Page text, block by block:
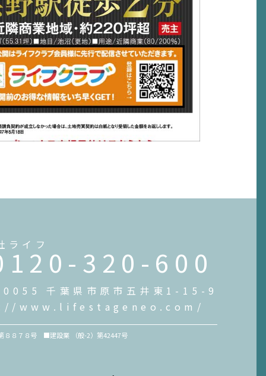
ライフ 320-600
千葉県市原市五井東1-15-9
www.lifestageneo.com/
８８７８号 ■建設業 （般-2）第42447号